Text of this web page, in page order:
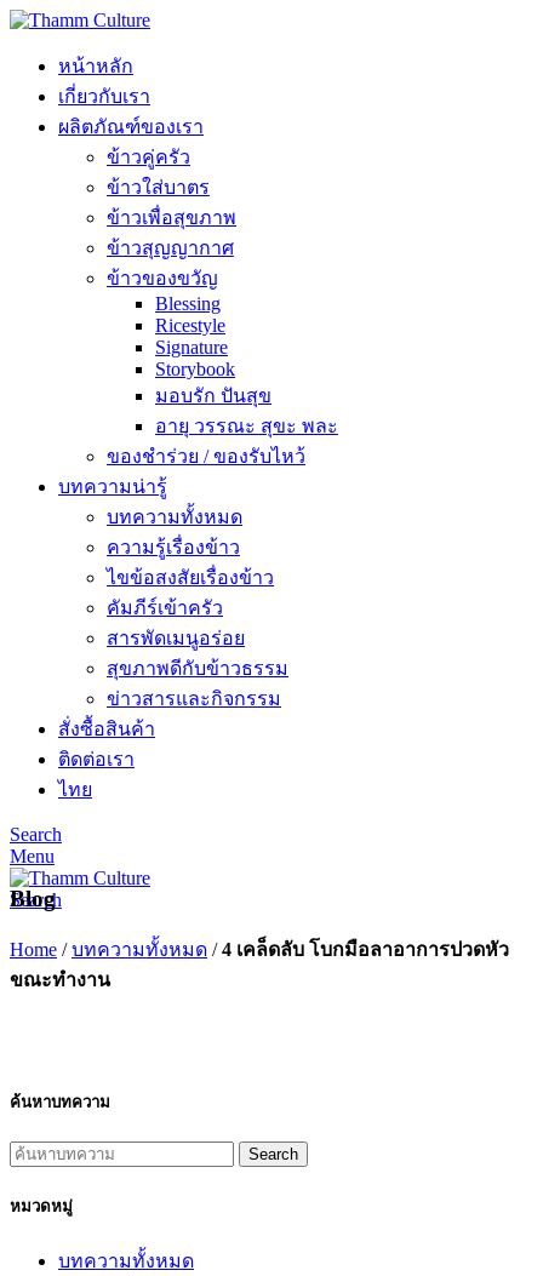
หน้าหลัก
เกี่ยวกับเรา
ผลิตภัณฑ์ของเรา
ข้าวคู่ครัว
ข้าวใส่บาตร
ข้าวเพื่อสุขภาพ
ข้าวสุญญากาศ
ข้าวของขวัญ
Blessing
Ricestyle
Signature
Storybook
มอบรัก ปันสุข
อายุ วรรณะ สุขะ พละ
ของชำร่วย / ของรับไหว้
บทความน่ารู้
บทความทั้งหมด
ความรู้เรื่องข้าว
ไขข้อสงสัยเรื่องข้าว
คัมภีร์เข้าครัว
สารพัดเมนูอร่อย
สุขภาพดีกับข้าวธรรม
ข่าวสารและกิจกรรม
สั่งซื้อสินค้า
ติดต่อเรา
ไทย
Search
Menu
Search
Blog
Home /บทความทั้งหมด /4 เคล็ดลับ โบกมือลาอาการปวดหัว
ขณะทำงาน
ค้นหาบทความ
Search
หมวดหมู่
บทความทั้งหมด